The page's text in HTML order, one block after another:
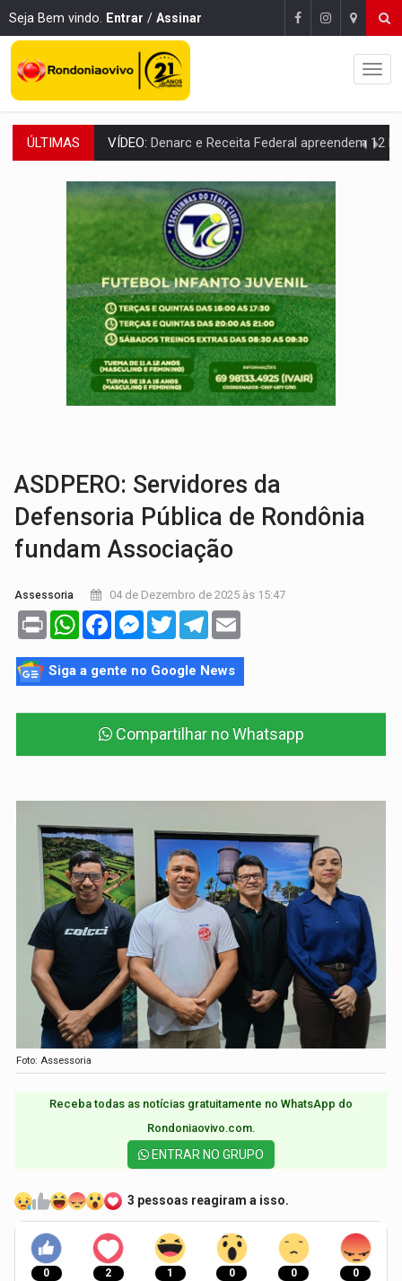
Seja Bem vindo. Entrar / Assinar
ÚLTIMAS OPERAÇÃO DA PC:Membros do CV são presos com armas e drogas após
ENTRADA GRATUITA:Espetáculo As Marias Somos Nós será
VÍDEO: Três são presos após furto de motocicleta em frente
CELEBRAÇÃO:Cerejeiras completa 43 anos de emancipação com
SAÚDE:Anvisa desmente boato sobre presença de plástico ou
VÍDEO:Pitbulls fogem de residência e atacam casal de idosos
AÇÃO CONJUNTA:Forças policiais apreendem cerca de 1kg de
PF ESTÁ APURANDO:Flávio Bolsonaro escolhe Alfredo Gaspar como vice, alvo de
ASDPERO: Servidores da
Defensoria Pública de Rondônia
fundam Associação
Assessoria 04 de Dezembro de 2025 às 15:47
Print WhatsAppFacebookMessenger
TwitterTelegram
Siga a gente no Google News
Compartilhar no Whatsapp
Foto: Assessoria
Receba todas as notícias gratuitamente no WhatsApp do
Rondoniaovivo.com.​
ENTRAR NO GRUPO
3 pessoas reagiram a isso.
0 2 1 0 0 0